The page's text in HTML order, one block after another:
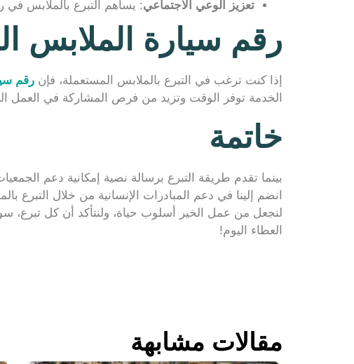
تعزيز الوعي الاجتماعي: يساهم التبرع بالملابس في
رقم سيارة الملابس
إذا كنت ترغب في التبرع بالملابس المستعملة، فإن رقم
الخدمة توفر الوقت وتزيد من فرص المشاركة في العمل
خاتمة
بينما تقدم طريقة التبرع برسالة نصية إمكانية دعم
انضم إلينا في دعم المبادرات الإنسانية من خلال
لنجعل من عمل الخير أسلوب حياة، ولنتأكد أن كل تبرع،
العطاء اليوم!
مقالات مشابهة